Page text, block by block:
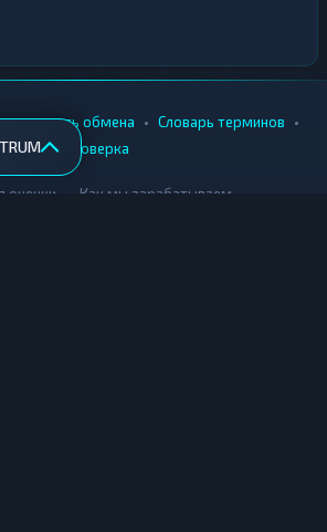
обмена • Словарь терминов •
AML-проверка
оценки Как мы зарабатываем